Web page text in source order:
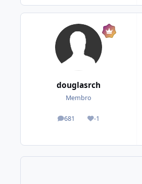
douglasrch
Membro
681
posts -1
Reputação